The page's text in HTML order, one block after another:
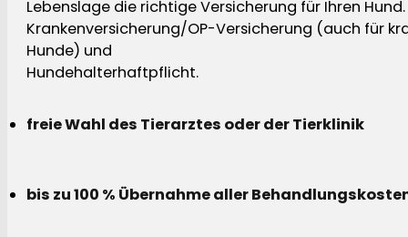
Lebenslage die richtige Versicherung für Ihren Hund.
Krankenversicherung/OP-Versicherung (auch für
Hunde) und
Hundehalterhaftpflicht.
freie Wahl des Tierarztes oder der Tierklinik
bis zu 100 % Übernahme aller